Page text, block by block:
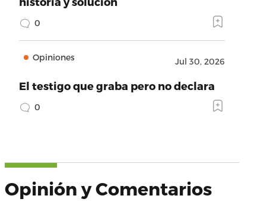
0
Opiniones Jul 30, 2026
El testigo que graba pero no declara
0
Opinión y Comentarios